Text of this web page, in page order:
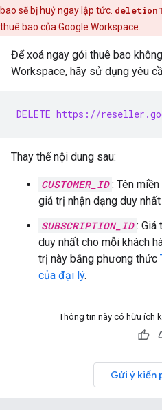
bao sẽ bị huỷ ngay lập tức.
thuê bao của Google Workspace.
Để xoá ngay gói thuê bao
Workspace, hãy sử dụng yêu
DELETE https://
Thay thế nội dung sau:
CUSTOMER_ID : Tên
giá trị nhận dạng duy
SUBSCRIPTION_ID : Giá
duy nhất cho mỗi khách
trị này bằng phương thức
của đại lý.
Thông tin này có hữu ích
Gửi ý kiến